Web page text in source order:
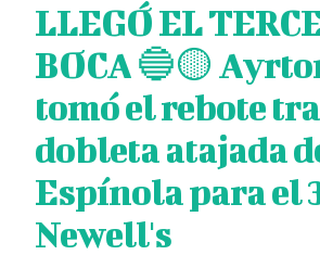
LLEGÓ EL
BOCA 🔵🟡
tomó el rebote
dobleta atajada
Espínola para el
Newell's